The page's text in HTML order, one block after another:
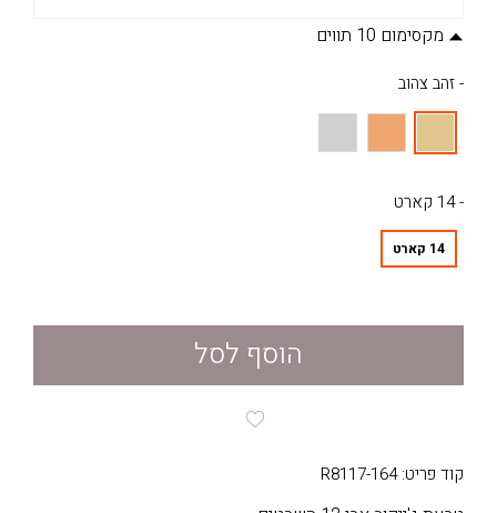
מקסימום 10 תווים
- זהב צהוב
- 14 קארט
14 קארט
הוסף לסל
קוד פריט: R8117-164